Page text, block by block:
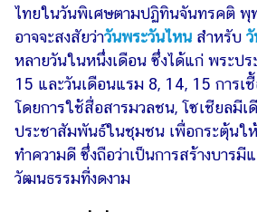
ไทยในวันพิเศษตามปฏิทินจันทรคติ พุ
อาจจะสงสัยว่าวันพระวันไหน สำหรับ
หลายวันในหนึ่งเดือน ซึ่งได้แก่ พระปร
15 และวันเดือนแรม 8, 14, 15 การเ
โดยการใช้สื่อสารมวลชน, โซเชียลมีเ
ประชาสัมพันธ์ในชุมชน เพื่อกระตุ้นใ
ทำความดี ซึ่งถือว่าเป็นการสร้างบารมี
วัฒนธรรมที่งดงาม